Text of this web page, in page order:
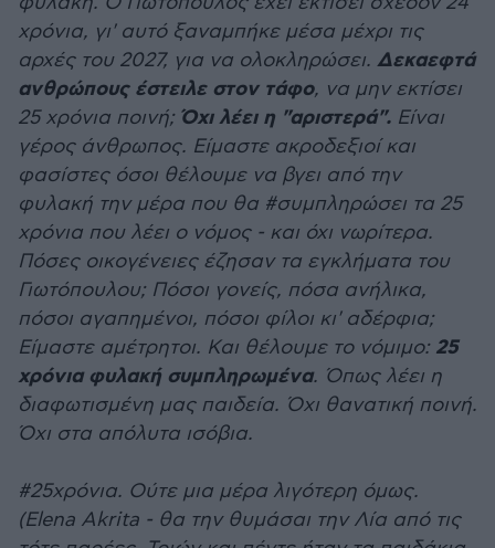
χρόνια, γι' αυτό ξαναμπήκε μέσα μέχρι τις
αρχές του 2027, για να ολοκληρώσει. Δεκαεφτά
ανθρώπους έστειλε στον τάφο, να μην εκτίσει
25 χρόνια ποινή; Όχι λέει η "αριστερά". Είναι
γέρος άνθρωπος. Είμαστε ακροδεξιοί και
φασίστες όσοι θέλουμε να βγει από την
φυλακή την μέρα που θα #συμπληρώσει τα 25
χρόνια που λέει ο νόμος - και όχι νωρίτερα.
Πόσες οικογένειες έζησαν τα εγκλήματα του
Γιωτόπουλου; Πόσοι γονείς, πόσα ανήλικα,
πόσοι αγαπημένοι, πόσοι φίλοι κι' αδέρφια;
Είμαστε αμέτρητοι. Και θέλουμε το νόμιμο: 25
χρόνια φυλακή συμπληρωμένα. Όπως λέει η
διαφωτισμένη μας παιδεία. Όχι θανατική ποινή.
Όχι στα απόλυτα ισόβια.
#25χρόνια. Ούτε μια μέρα λιγότερη όμως.
(Elena Akrita - θα την θυμάσαι την Λία από τις